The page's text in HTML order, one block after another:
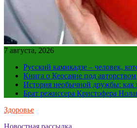
7 августа, 2026
Русский камикадзе – человек,
Книга о Кеосаяне под
История необычной дружбы: как
Брат режиссера Кристофера
Здоровье
Новостная рассылка